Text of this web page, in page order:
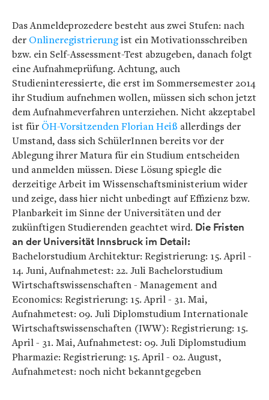
Das Anmeldeprozedere besteht aus zwei Stufen: nach
der Onlineregistrierungist ein Motivationsschreiben
bzw. ein Self-Assessment-Test abzugeben, danach folgt
eine Aufnahmeprüfung. Achtung, auch
Studieninteressierte, die erst im Sommersemester 2014
ihr Studium aufnehmen wollen, müssen sich schon jetzt
dem Aufnahmeverfahren unterziehen. Nicht akzeptabel
ist für ÖH-Vorsitzenden Florian Heiß allerdings der
Umstand, dass sich SchülerInnen bereits vor der
Ablegung ihrer Matura für ein Studium entscheiden
und anmelden müssen. Diese Lösung spiegle die
derzeitige Arbeit im Wissenschaftsministerium wider
und zeige, dass hier nicht unbedingt auf Effizienz bzw.
Planbarkeit im Sinne der Universitäten und der
zukünftigen Studierenden geachtet wird. Die Fristen
an der Universität Innsbruck im Detail:
Bachelorstudium Architektur: Registrierung: 15. April -
14. Juni, Aufnahmetest: 22. Juli Bachelorstudium
Wirtschaftswissenschaften - Management and
Economics: Registrierung: 15. April - 31. Mai,
Aufnahmetest: 09. Juli Diplomstudium Internationale
Wirtschaftswissenschaften (IWW): Registrierung: 15.
April - 31. Mai, Aufnahmetest: 09. Juli Diplomstudium
Pharmazie: Registrierung: 15. April - 02. August,
Aufnahmetest: noch nicht bekanntgegeben